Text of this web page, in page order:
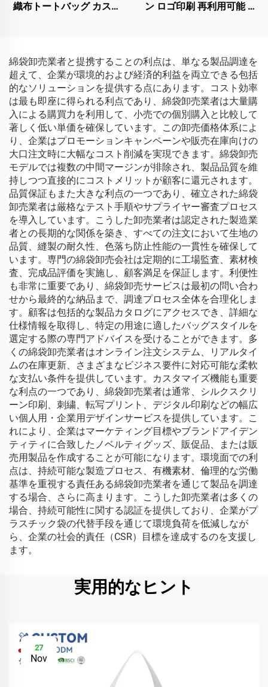
織布トートバッグ カスタ
付き
ン ロゴ印刷 再利用可能 生
綿袋卸売業者と提携することの利点は、単なる製品調達を
超えて、企業が環境的および経済的利益を両立できる包括
的なソリューションを提供する点にあります。コスト効率
は最も即座に得られる利点であり、綿袋卸売業者は大量購
入による購買力を利用して、小売での個別購入と比較して
著しく低い単価を確保しています。この卸売価格体系によ
り、企業はプロモーションキャンペーンや販売在庫向けの
大口注文時に大幅なコスト削減を実現できます。綿袋卸売
モデルでは複数の中間マージンが排除され、製品品質を維
持しつつ直接的にコストメリットが顧客に還元されます。
品質保証もまた大きな利点の一つであり、確立された綿袋
卸売業者は厳格なテスト手順やサプライヤー審査プロセス
を導入しています。こうした卸売業者は認定された製造業
者との長期的な関係を築き、すべての注文において生地の
品質、縫製の耐久性、色落ち防止性能の一貫性を確保して
います。専門の綿袋卸売会社は定期的に工場監査、素材検
査、完成品評価を実施し、顧客満足を保証します。利便性
も非常に重要であり、綿袋卸売サービスは最初の問い合わ
せから最終的な納品まで、調達プロセス全体を合理化しま
す。顧客は包括的な製品カタログにアクセスでき、詳細な
仕様情報を取得し、特定の用途に適したバッグスタイルを
選定する際の専門アドバイスを受けることができます。多
くの綿袋卸売業者はオンライン注文システム、リアルタイ
ムの在庫更新、さまざまなビジネス要件に対応可能な柔軟
な支払い条件を提供しています。カスタマイズ機能も重要
な利点の一つであり、綿袋卸売業者は通常、シルクスクリ
ーン印刷、刺繍、転写プリント、デジタル印刷などの幅広
い個人用・企業用デザインサービスを提供しています。こ
れにより、企業はマーケティング目標やブランドアイデン
ティティに合致したノベルティグッズ、販促品、または販
売用製品を作成することが可能になります。環境面での利
点は、持続可能な製造プロセス、有機素材、倫理的な労働
基準を重視する責任ある綿袋卸売業者を通じて製品を調達
する場合、さらに高まります。こうした卸売業者は多くの
場合、持続可能性に関する認証を提供しており、企業がプ
ラスチック袋の代替手段を通じて環境負荷を低減しなが
ら、企業の社会的責任（CSR）目標を達成するのを支援し
ます。
実用的なヒント
27
Nov